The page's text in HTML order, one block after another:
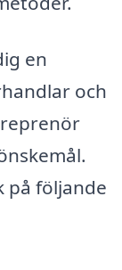
en
och
på följande